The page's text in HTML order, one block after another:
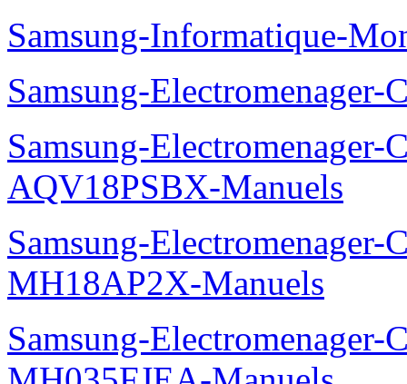
Samsung-Informatique-
Samsung-
Samsung-Electromenager-
AQV18PSBX-Manuels
Samsung-Electromenager-
MH18AP2X-Manuels
Samsung-Electromenager-